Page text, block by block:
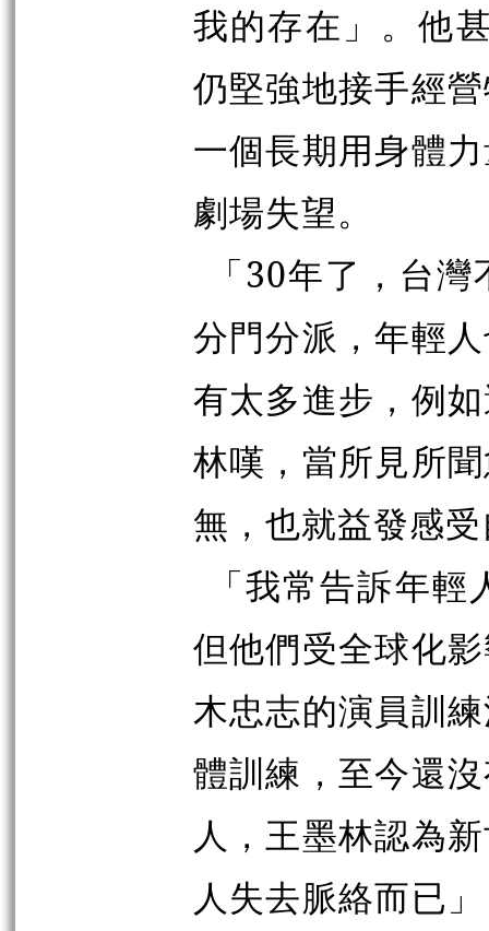
我的存在」。他
仍堅強地接手經
一個長期用身體
劇場失望。
「30年了，台
分門分派，年輕
有太多進步，例
林嘆，當所見所
無，也就益發感
「我常告訴年
但他們受全球化
木忠志的演員訓
體訓練，至今還
人，王墨林認為
人失去脈絡而已